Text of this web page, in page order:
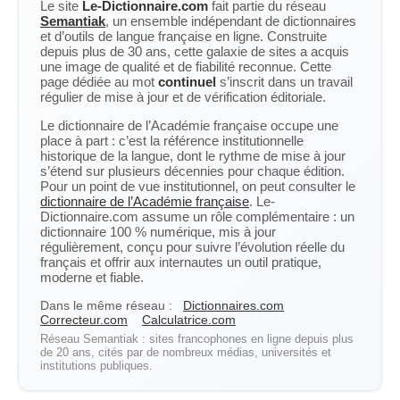
Le site Le-Dictionnaire.com fait partie du réseau
Semantiak, un ensemble indépendant de dictionnaires
et d’outils de langue française en ligne. Construite
depuis plus de 30 ans, cette galaxie de sites a acquis
une image de qualité et de fiabilité reconnue. Cette
page dédiée au mot continuel s’inscrit dans un travail
régulier de mise à jour et de vérification éditoriale.
Le dictionnaire de l’Académie française occupe une
place à part : c’est la référence institutionnelle
historique de la langue, dont le rythme de mise à jour
s’étend sur plusieurs décennies pour chaque édition.
Pour un point de vue institutionnel, on peut consulter le
dictionnaire de l’Académie française. Le-
Dictionnaire.com assume un rôle complémentaire : un
dictionnaire 100 % numérique, mis à jour
régulièrement, conçu pour suivre l’évolution réelle du
français et offrir aux internautes un outil pratique,
moderne et fiable.
Dans le même réseau :
Dictionnaires.com
Correcteur.com
Calculatrice.com
Réseau Semantiak : sites francophones en ligne depuis plus
de 20 ans, cités par de nombreux médias, universités et
institutions publiques.